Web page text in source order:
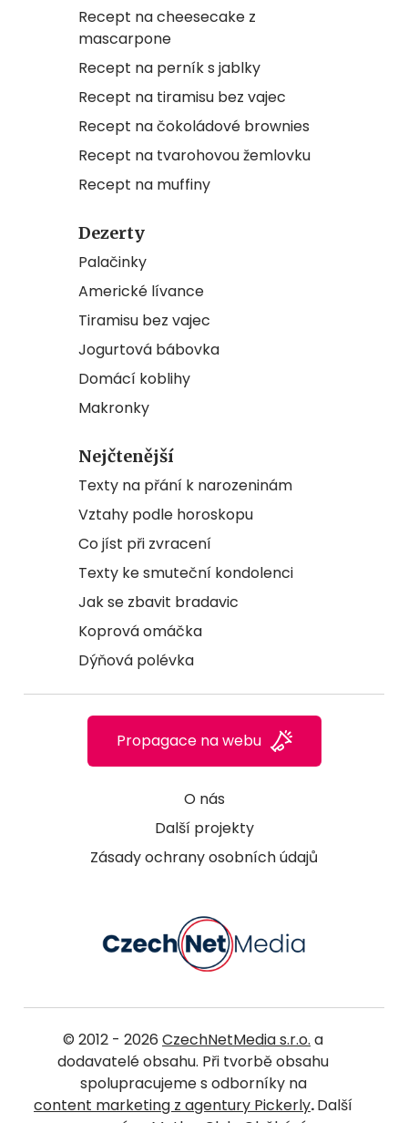
Recept na cheesecake z
mascarpone
Recept na perník s jablky
Recept na tiramisu bez vajec
Recept na čokoládové brownies
Recept na tvarohovou žemlovku
Recept na muffiny
Dezerty
Palačinky
Americké lívance
Tiramisu bez vajec
Jogurtová bábovka
Domácí koblihy
Makronky
Nejčtenější
Texty na přání k narozeninám
Vztahy podle horoskopu
Co jíst při zvracení
Texty ke smuteční kondolenci
Jak se zbavit bradavic
Koprová omáčka
Dýňová polévka
O nás
Další projekty
Zásady ochrany osobních údajů
Propagace na webu
© 2012 - 2026 CzechNetMedia s.r.o. a
dodavatelé obsahu. Při tvorbě obsahu
spolupracujeme s odborníky na
content marketing z agentury Pickerly.Další